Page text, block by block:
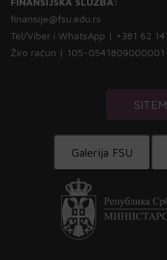
finansije@fsu.edu.rs
Tel/Viber i WhatsApp | +381 62
Žiro račun | 105-
Galerija FSU